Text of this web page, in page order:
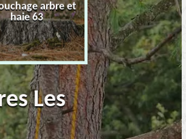
arbre et
haie 63
Entreprise de
terrassement 63
Les